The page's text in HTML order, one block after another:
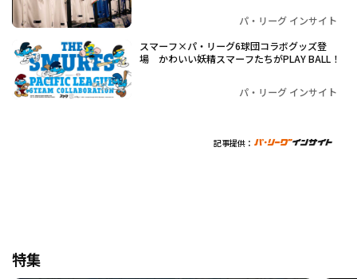
パ・リーグ インサイト
スマーフ×パ・リーグ6球団コラボグッズ登
場 かわいい妖精スマーフたちがPLAY BALL！
パ・リーグ インサイト
記事提供：
特集